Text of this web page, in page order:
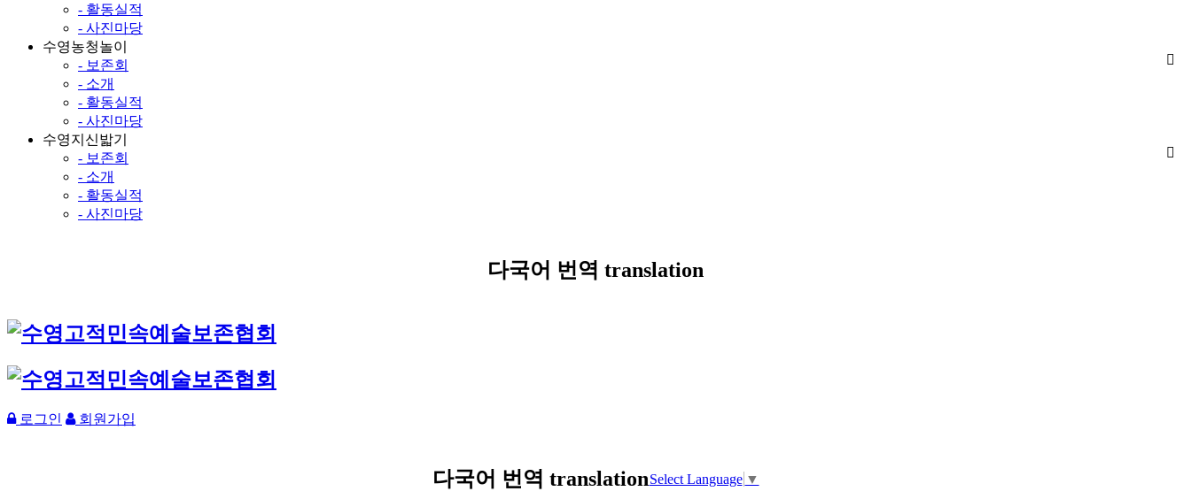
- 활동실적
- 사진마당
수영농청놀이
- 보존회
- 소개
- 활동실적
- 사진마당
수영지신밟기
- 보존회
- 소개
- 활동실적
- 사진마당
다국어 번역 translation
로그인 회원가입
다국어 번역 translationSelect Language ▼